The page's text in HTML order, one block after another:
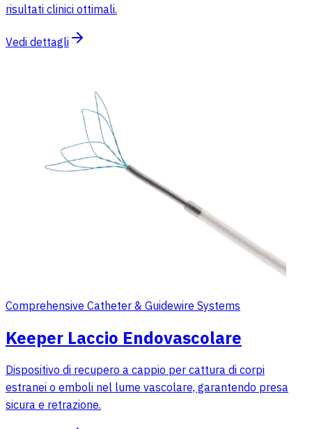
risultati clinici ottimali.
Vedi dettagli
Comprehensive Catheter & Guidewire Systems
Keeper Laccio Endovascolare
Dispositivo di recupero a cappio per cattura di corpi
estranei o emboli nel lume vascolare, garantendo presa
sicura e retrazione.